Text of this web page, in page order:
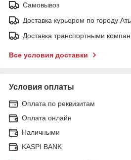
Самовывоз
Доставка курьером по городу
Доставка транспортными
Все условия доставки
Условия оплаты
Оплата по реквизитам
Оплата онлайн
Наличными
KASPI BANK